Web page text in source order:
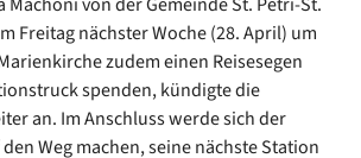
Freitag nächster Woche (28. April) um
zudem einen Reisesegen
spenden, kündigte die
an. Im Anschluss werde sich der
Weg machen, seine nächste Station